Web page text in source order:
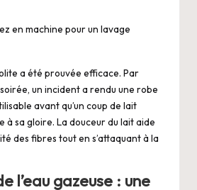
en machine pour un lavage
a été prouvée efficace. Par
un incident a rendu une robe
avant qu’un coup de lait
à sa gloire. La douceur du lait aide
des fibres tout en s’attaquant à la
l’eau gazeuse : une